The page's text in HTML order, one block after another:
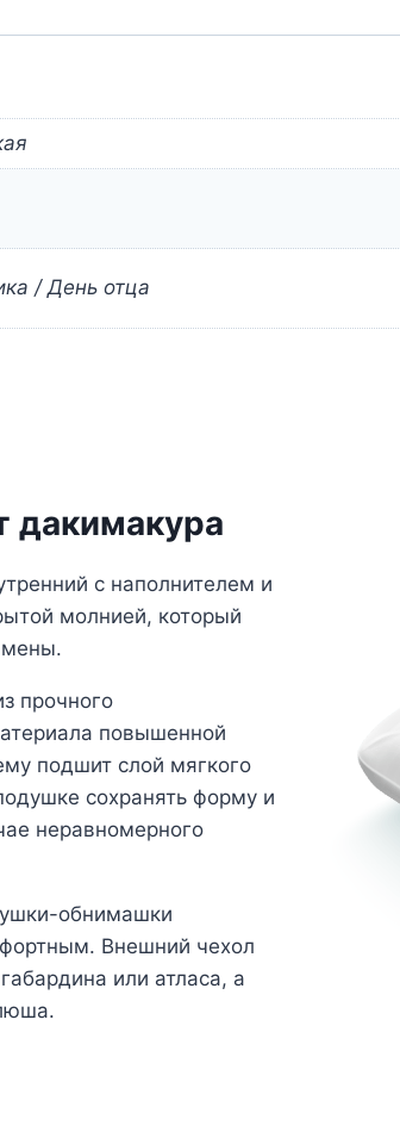
/ День отца
дакимакура
с наполнителем и
молнией, который
прочного
повышенной
подшит слой мягкого
сохранять форму и
неравномерного
обнимашки
Внешний чехол
или атласа, а